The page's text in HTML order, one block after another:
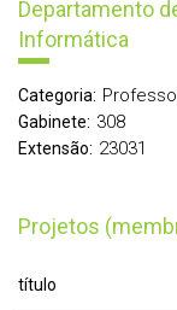
Departamento
Informática
Categoria:
Gabinete: 308
Extensão: 23031
Projetos
título